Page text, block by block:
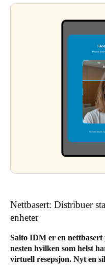
Nettbasert: Distribuer
enheter
Salto IDM er en
nesten hvilken som helst
virtuell resepsjon. Nyt en